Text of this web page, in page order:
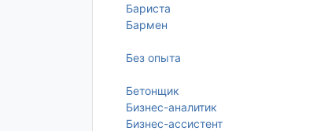
Бариста
Бармен
Без опыта
Бетонщик
Бизнес-аналитик
Бизнес-ассистент